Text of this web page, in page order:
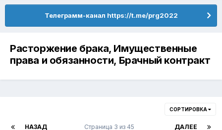
Телеграмм-канал https://t.me/prg2022
Расторжение брака, Имущественные
права и обязанности, Брачный контракт
СОРТИРОВКА
НАЗАД ДАЛЕЕ
Страница 3 из 45